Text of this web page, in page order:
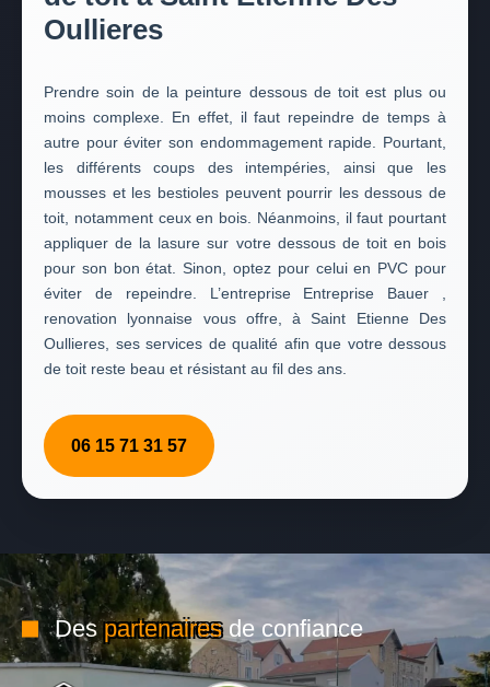
Oullieres
Prendre soin de la peinture dessous de toit est plus ou
moins complexe. En effet, il faut repeindre de temps à
autre pour éviter son endommagement rapide. Pourtant,
les différents coups des intempéries, ainsi que les
mousses et les bestioles peuvent pourrir les dessous de
toit, notamment ceux en bois. Néanmoins, il faut pourtant
appliquer de la lasure sur votre dessous de toit en bois
pour son bon état. Sinon, optez pour celui en PVC pour
éviter de repeindre. L’entreprise Entreprise Bauer ,
renovation lyonnaise vous offre, à Saint Etienne Des
Oullieres, ses services de qualité afin que votre dessous
de toit reste beau et résistant au fil des ans.
06 15 71 31 57
Despartenairesde confiance